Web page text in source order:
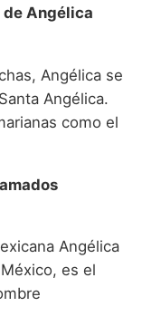
de Angélica
Angélica se
Angélica.
como el
Angélica
es el